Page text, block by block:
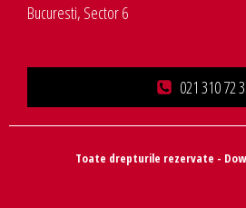
Bucuresti, Sector 6
021 310 72
Toate drepturile rezervate - Dow